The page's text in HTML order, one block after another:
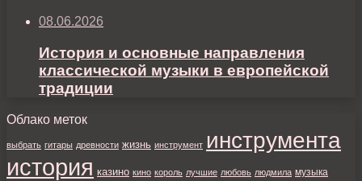
08.06.2026
История и основные направления
классической музыки в европейской
традиции
Облако меток
выбрать гитары древности жизнь инструмент инструмента
история казино кино король лучшие любовь людмила музыка